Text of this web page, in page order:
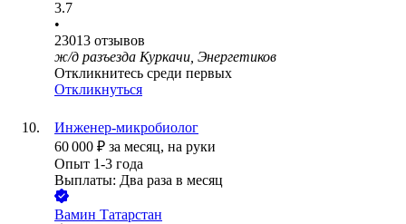
3.7
•
23013 отзывов
ж/д разъезда Куркачи, Энергетиков
Откликнитесь среди первых
Откликнуться
Инженер-микробиолог
60 000 ₽ за месяц, на руки
Опыт 1-3 года
Выплаты: Два раза в месяц
Вамин Татарстан